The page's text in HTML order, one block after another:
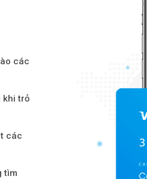
các
khi trỏ
các
tìm